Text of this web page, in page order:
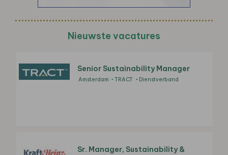
Nieuwste vacatures
Senior Sustainability Manager
Amsterdam TRACT Dienstverband
Sr. Manager, Sustainability &